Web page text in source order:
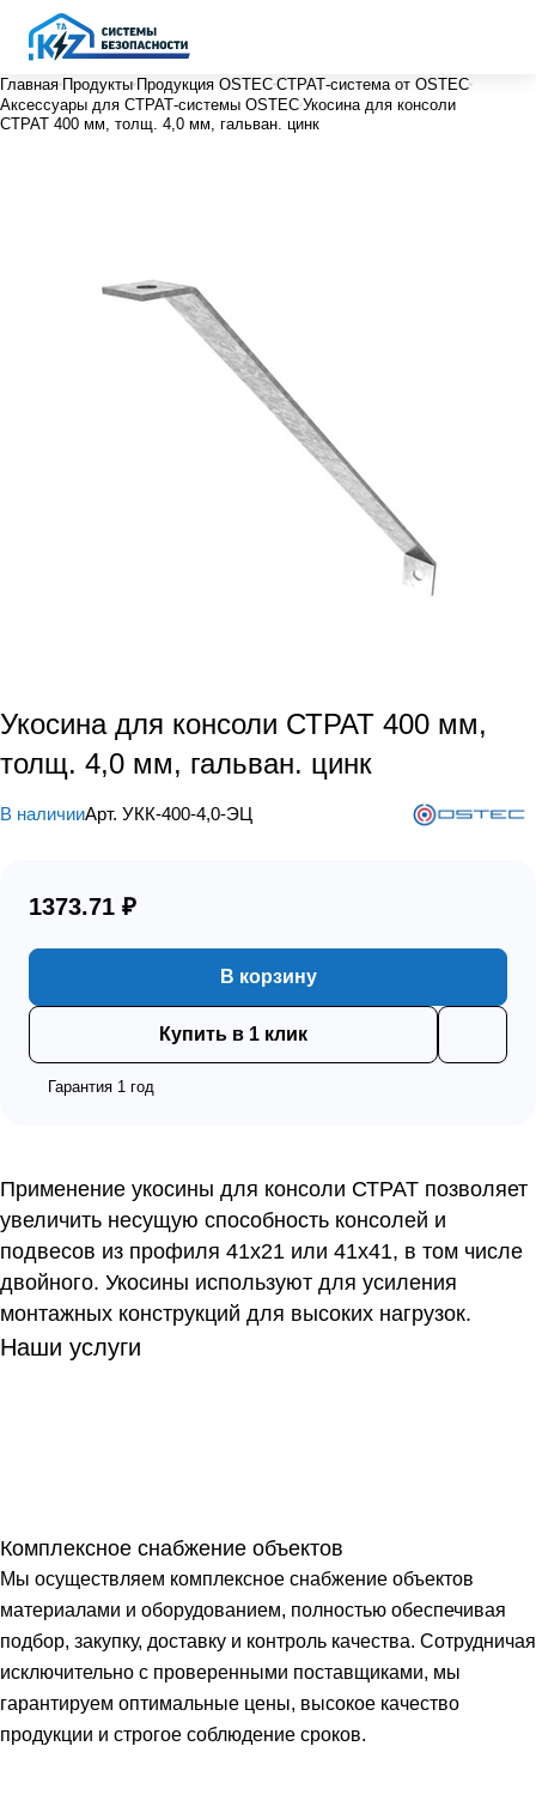
Главная Продукты Продукция OSTEC СТРАТ-система от OSTEC
Аксессуары для СТРАТ-системы OSTEC Укосина для консоли
СТРАТ 400 мм, толщ. 4,0 мм, гальван. цинк
Укосина для консоли СТРАТ 400 мм,
толщ. 4,0 мм, гальван. цинк
В наличииАрт. УКК-400-4,0-ЭЦ
1373.71 ₽
В корзину
Купить в 1 клик
Гарантия 1 год
Применение укосины для консоли СТРАТ позволяет
увеличить несущую способность консолей и
подвесов из профиля 41х21 или 41х41, в том числе
двойного. Укосины используют для усиления
монтажных конструкций для высоких нагрузок.
Наши услуги
Комплексное снабжение объектов
Мы осуществляем комплексное снабжение объектов
материалами и оборудованием, полностью обеспечивая
подбор, закупку, доставку и контроль качества. Сотрудничая
исключительно с проверенными поставщиками, мы
гарантируем оптимальные цены, высокое качество
продукции и строгое соблюдение сроков.